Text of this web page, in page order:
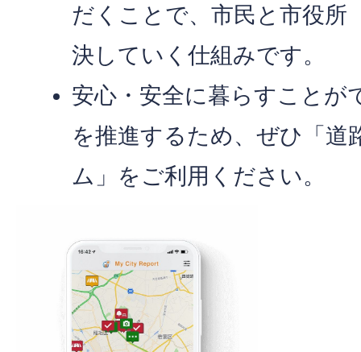
だくことで、市民と市役所
決していく仕組みです。
安心・安全に暮らすことが
を推進するため、ぜひ「道
ム」をご利用ください。